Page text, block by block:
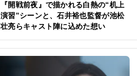
『開戦前夜』で描かれる白熱の“机上
演習”シーンと、石井裕也監督が池松
壮亮らキャスト陣に込めた想い